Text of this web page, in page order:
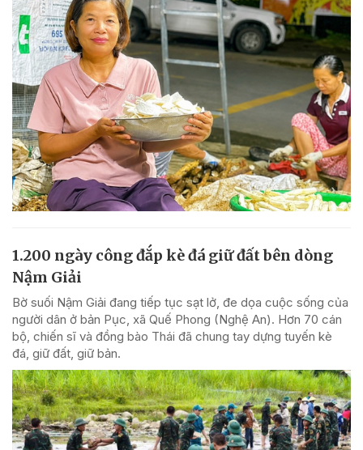
1.200 ngày công đắp kè đá giữ đất bên dòng
Nậm Giải
Bờ suối Nậm Giải đang tiếp tục sạt lở, đe dọa cuộc sống của
người dân ở bản Pục, xã Quế Phong (Nghệ An). Hơn 70 cán
bộ, chiến sĩ và đồng bào Thái đã chung tay dựng tuyến kè
đá, giữ đất, giữ bản.